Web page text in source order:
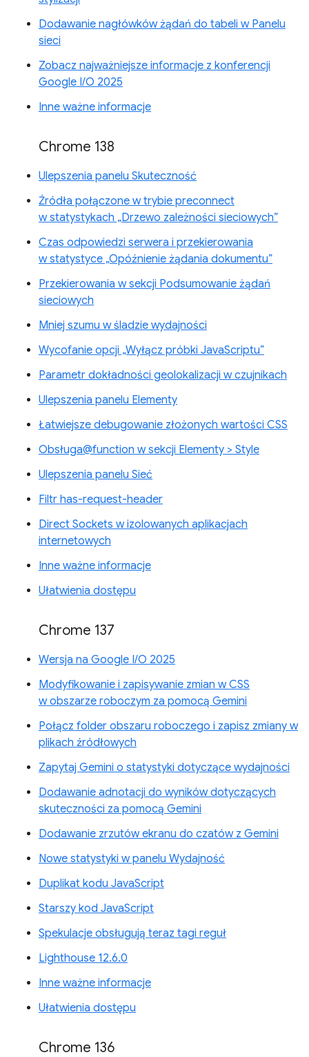
Dodawanie nagłówków żądań do tabeli w Panelu
sieci
Zobacz najważniejsze informacje z konferencji
Google I/O 2025
Inne ważne informacje
Chrome 138
Ulepszenia panelu Skuteczność
Źródła połączone w trybie preconnect
w statystykach „Drzewo zależności sieciowych”
Czas odpowiedzi serwera i przekierowania
w statystyce „Opóźnienie żądania dokumentu”
Przekierowania w sekcji Podsumowanie żądań
sieciowych
Mniej szumu w śladzie wydajności
Wycofanie opcji „Wyłącz próbki JavaScriptu”
Parametr dokładności geolokalizacji w czujnikach
Ulepszenia panelu Elementy
Łatwiejsze debugowanie złożonych wartości CSS
Obsługa@function w sekcji Elementy > Style
Ulepszenia panelu Sieć
Filtr has-request-header
Direct Sockets w izolowanych aplikacjach
internetowych
Inne ważne informacje
Ułatwienia dostępu
Chrome 137
Wersja na Google I/O 2025
Modyfikowanie i zapisywanie zmian w CSS
w obszarze roboczym za pomocą Gemini
Połącz folder obszaru roboczego i zapisz zmiany w
plikach źródłowych
Zapytaj Gemini o statystyki dotyczące wydajności
Dodawanie adnotacji do wyników dotyczących
skuteczności za pomocą Gemini
Dodawanie zrzutów ekranu do czatów z Gemini
Nowe statystyki w panelu Wydajność
Duplikat kodu JavaScript
Starszy kod JavaScript
Spekulacje obsługują teraz tagi reguł
Lighthouse 12.6.0
Inne ważne informacje
Ułatwienia dostępu
Chrome 136